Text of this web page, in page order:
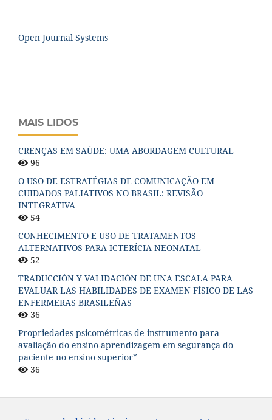
Open Journal Systems
MAIS LIDOS
CRENÇAS EM SAÚDE: UMA ABORDAGEM CULTURAL
96
O USO DE ESTRATÉGIAS DE COMUNICAÇÃO EM
CUIDADOS PALIATIVOS NO BRASIL: REVISÃO
INTEGRATIVA
54
CONHECIMENTO E USO DE TRATAMENTOS
ALTERNATIVOS PARA ICTERÍCIA NEONATAL
52
TRADUCCIÓN Y VALIDACIÓN DE UNA ESCALA PARA
EVALUAR LAS HABILIDADES DE EXAMEN FÍSICO DE LAS
ENFERMERAS BRASILEÑAS
36
Propriedades psicométricas de instrumento para
avaliação do ensino-aprendizagem em segurança do
paciente no ensino superior*
36